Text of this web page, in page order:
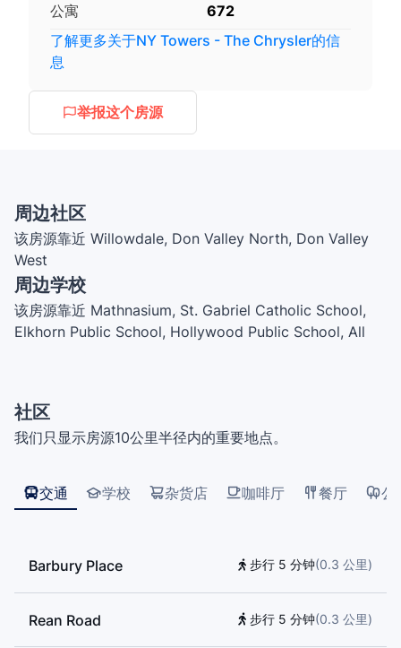
公寓
672
了解更多关于NY Towers - The Chrysler的信
息
举报这个房源
周边社区
该房源靠近 Willowdale, Don Valley North, Don Valley
West
周边学校
该房源靠近 Mathnasium, St. Gabriel Catholic School,
Elkhorn Public School, Hollywood Public School, All
School, Central Montessori Schools, Toronto Central
Academy, Avondale Public School, St. Andrew's Junior
社区
我们只显示房源10公里半径内的重要地点。
交通 学校 杂货店 咖啡厅 餐厅 公
Barbury Place 步行 5 分钟(0.3 公里)
Rean Road 步行 5 分钟(0.3 公里)